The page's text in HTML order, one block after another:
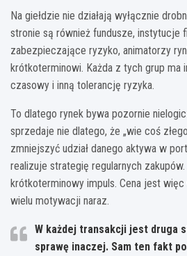
Na giełdzie nie działają wyłącznie
stronie są również fundusze, instytucje
zabezpieczające ryzyko, animatorzy
krótkoterminowi. Każda z tych grup ma
czasowy i inną tolerancję ryzyka.
To dlatego rynek bywa pozornie
sprzedaje nie dlatego, że „wie coś
zmniejszyć udział danego aktywa w
realizuje strategię regularnych
krótkoterminowy impuls. Cena jest więc
wielu motywacji naraz.
W każdej transakcji jest druga
sprawę inaczej. Sam ten fakt